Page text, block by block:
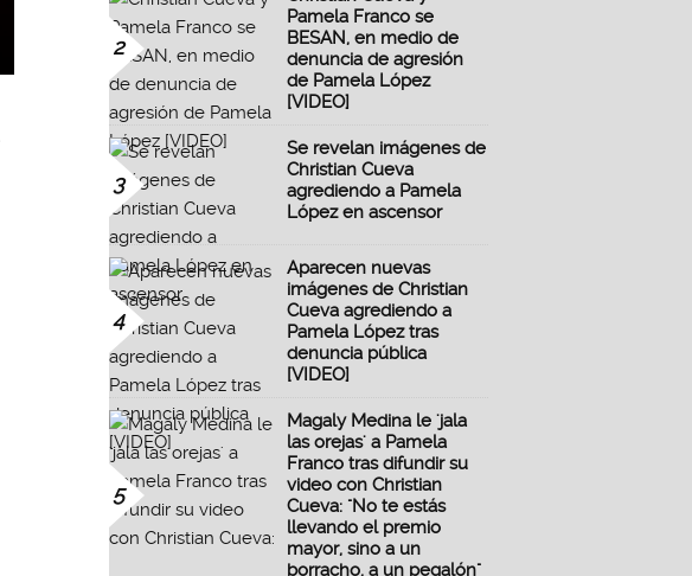
2
Pamela Franco se
BESAN, en medio de
denuncia de agresión
de Pamela López
[VIDEO]
3
Se revelan imágenes de
Christian Cueva
agrediendo a Pamela
López en ascensor
4
Aparecen nuevas
imágenes de Christian
Cueva agrediendo a
Pamela López tras
denuncia pública
[VIDEO]
5
Magaly Medina le 'jala
las orejas' a Pamela
Franco tras difundir su
video con Christian
Cueva: "No te estás
llevando el premio
mayor, sino a un
borracho, a un pegalón"